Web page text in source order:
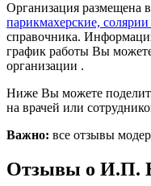
Организация размещена в
парикмахерские,
справочника.
график работы Вы
организации .
Ниже Вы можете
на врачей или
Важно: все отзывы
Отзывы о И.П.